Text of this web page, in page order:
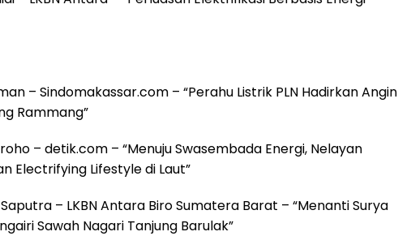
– Sindomakassar.com – “Perahu Listrik PLN Hadirkan Angin
Rammang”
– detik.com – “Menuju Swasembada Energi, Nelayan
Electrifying Lifestyle di Laut”
– LKBN Antara Biro Sumatera Barat – “Menanti Surya
Sawah Nagari Tanjung Barulak”